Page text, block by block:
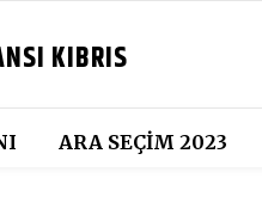
KIBRIS
ARA SEÇIM 2023